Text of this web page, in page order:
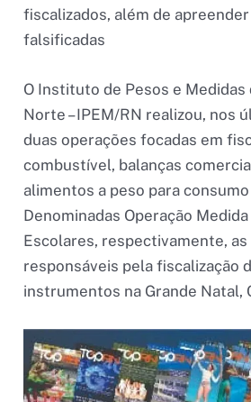
fiscalizados, além de
falsificadas
O Instituto de Pesos e Medidas
Norte – IPEM/RN realizou, nos
duas operações focadas em
combustível, balanças
alimentos a peso para
Denominadas Operação
Escolares, respectivamente,
responsáveis pela fiscalização
instrumentos na Grande Natal,